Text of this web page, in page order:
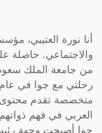
أنا نورة العتيبي،
والاجتماعي. حاصلة
من جامعة الملك
متخصصة تقدم محتوى
العربي في فهم
جوا أصبحت وجهة